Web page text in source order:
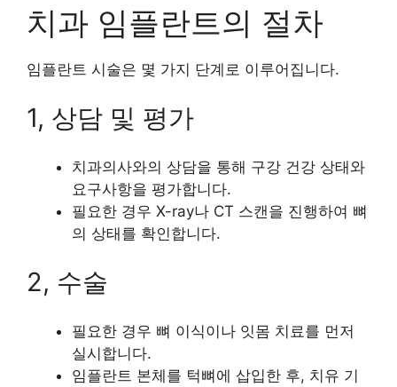
치과 임플란트의 절차
임플란트 시술은 몇 가지 단계로 이루어집니다.
1, 상담 및 평가
치과의사와의 상담을 통해 구강 건강 상태와
요구사항을 평가합니다.
필요한 경우 X-ray나 CT 스캔을 진행하여 뼈
의 상태를 확인합니다.
2, 수술
필요한 경우 뼈 이식이나 잇몸 치료를 먼저
실시합니다.
임플란트 본체를 턱뼈에 삽입한 후, 치유 기